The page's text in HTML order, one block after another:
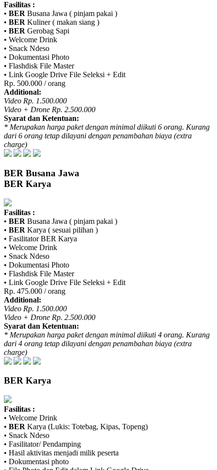
Fasilitas :
• BER Busana Jawa ( pinjam pakai )
• BER Kuliner ( makan siang )
• BER Gerobag Sapi
• Welcome Drink
• Snack Ndeso
• Dokumentasi Photo
• Flashdisk File Master
• Link Google Drive File Seleksi + Edit
Rp. 500.000 / orang
Additional:
Video Rp. 1.500.000
Video + Drone Rp. 2.500.000
Syarat dan Ketentuan:
* Merupakan harga paket dengan minimal diikuti 6 orang. Kurang
dari 6 orang tetap dilayani dengan penambahan biaya (extra
charge)
BER Busana Jawa
BER Karya
Fasilitas :
• BER Busana Jawa ( pinjam pakai )
• BER Karya ( sesuai pilihan )
• FasilitatorBER Karya
• Welcome Drink
• Snack Ndeso
• Dokumentasi Photo
• Flashdisk File Master
• Link Google Drive File Seleksi + Edit
Rp. 475.000 / orang
Additional:
Video Rp. 1.500.000
Video + Drone Rp. 2.500.000
Syarat dan Ketentuan:
* Merupakan harga paket dengan minimal diikuti 4 orang. Kurang
dari 4 orang tetap dilayani dengan penambahan biaya (extra
charge)
BER Karya
Fasilitas :
• Welcome Drink
• BER Karya (Lukis: Totebag, Kipas, Topeng)
• Snack Ndeso
• Fasilitator/ Pendamping
• Hasil aktivitas menjadi milik peserta
• Dokumentasi photo